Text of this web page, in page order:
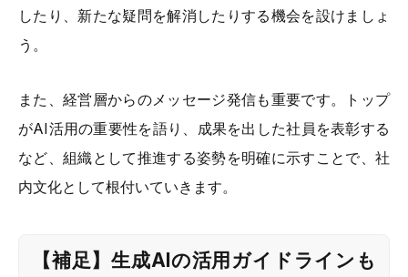
したり、新たな疑問を解消したりする機会を設けましょ
う。
また、経営層からのメッセージ発信も重要です。トップ
がAI活用の重要性を語り、成果を出した社員を表彰する
など、組織として推進する姿勢を明確に示すことで、社
内文化として根付いていきます。
【補足】生成AIの活用ガイドラインも